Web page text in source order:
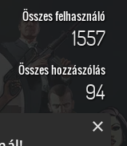
Összes felhasználó
1557
Összes hozzászólás
94
×